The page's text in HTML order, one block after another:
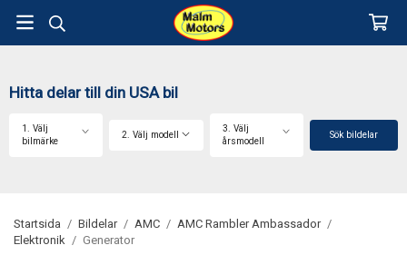
Hitta delar till din USA bil
1. Välj
bilmärke
2. Välj modell
3. Välj
årsmodell
Sök bildelar
Startsida / Bildelar / AMC / AMC Rambler Ambassador /
Elektronik / Generator